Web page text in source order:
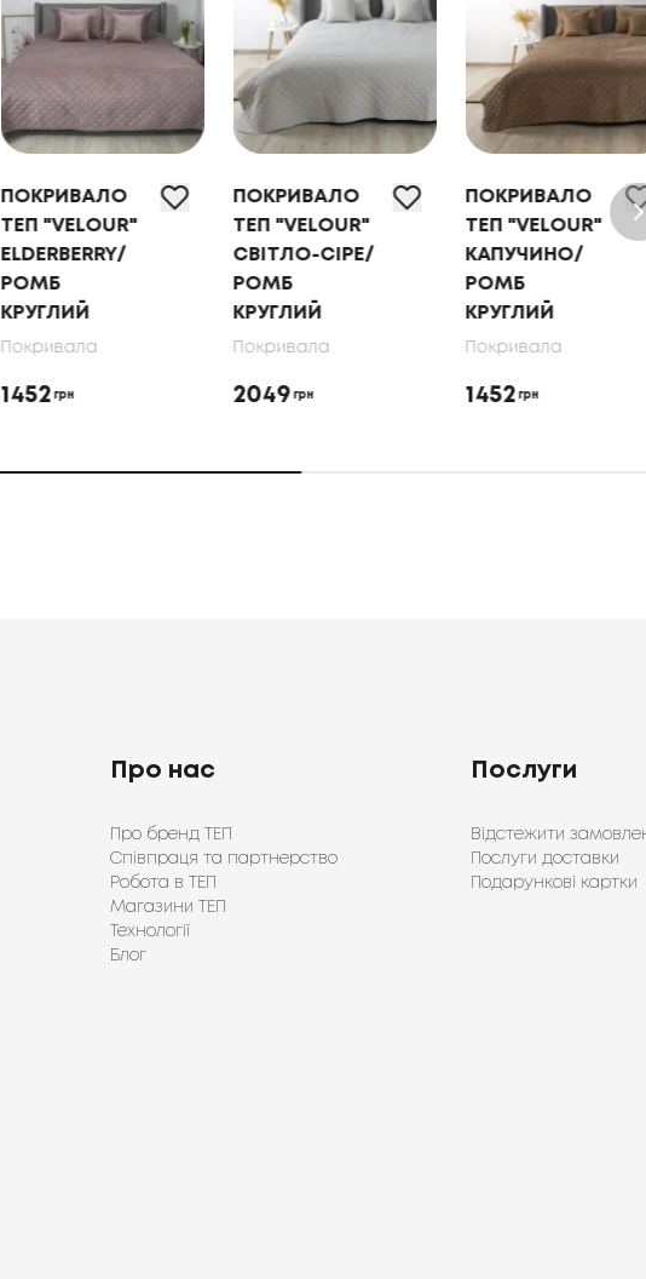
ПОКРИВАЛО
ТЕП "VELOUR"
ELDERBERRY/
РОМБ
КРУГЛИЙ
Покривала
1452 грн
ПОКРИВАЛО
ТЕП "VELOUR"
СВІТЛО-СІРЕ/
РОМБ
КРУГЛИЙ
Покривала
2049 грн
ПОКРИВАЛО
ТЕП "VELOUR"
КАПУЧИНО/
РОМБ
КРУГЛИЙ
Покривала
1452 грн
Про нас
Про бренд ТЕП
Співпраця та партнерство
Робота в ТЕП
Магазини ТЕП
Технології
Блог
Послуги
Відстежити
Послуги доставки
Подарункові картки